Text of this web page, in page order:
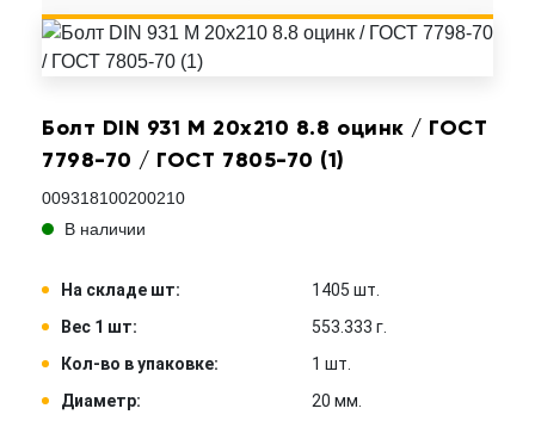
Болт DIN 931 M 20x210 8.8 оцинк / ГОСТ
7798-70 / ГОСТ 7805-70 (1)
009318100200210
В наличии
На складе шт:
1405 шт.
Вес 1 шт:
553.333 г.
Кол-во в упаковке:
1 шт.
Диаметр:
20 мм.